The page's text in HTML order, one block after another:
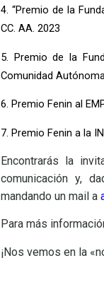
4. “Premio de la
CC. AA. 2023
5. Premio de la
Comunidad
6. Premio Fenin al
7. Premio Fenin a la
Encontrarás la
comunicación y,
mandando un mail a
Para más
¡Nos vemos en la